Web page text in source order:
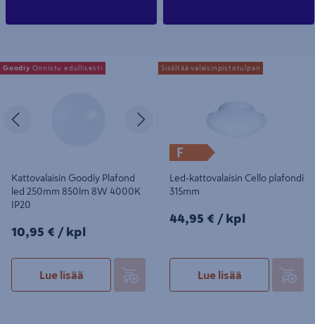
Kattovalaisin Goodiy Plafond led
250mm 850lm 8W 4000K IP20
Kattovalaisin Goodiy Plafond
led 250mm 850lm 8W 4000K
IP20
10,95€/kpl
10,95 € / kpl
Lue lisää
Goodiy Onnistu edullisesti
Led-kattovalaisin Cello plafondi
315mm
F
Led-kattovalaisin Cello plafondi
315mm
44,95€/kpl
44,95 € / kpl
Lue lisää
Sisältää valaisinpistotulpan